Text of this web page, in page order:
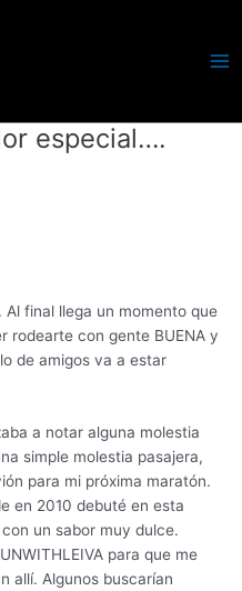
especial….
final llega un momento que
rodearte con gente BUENA y
de amigos va a estar
a notar alguna molestia
simple molestia pasajera,
para mi próxima maratón.
en 2010 debuté en esta
un sabor muy dulce.
para que me
allí. Algunos buscarían